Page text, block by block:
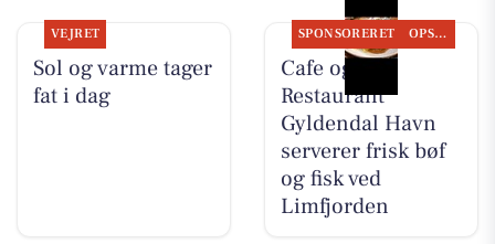
VEJRET
Sol og varme tager
fat i dag
SPONSORERET OPSLAGSTAVLEN
Cafe og
Restaurant
Gyldendal Havn
serverer frisk bøf
og fisk ved
Limfjorden